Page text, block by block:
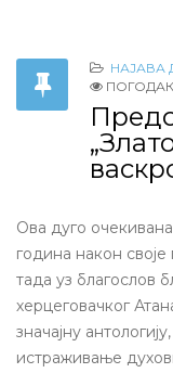
НАЈАВА
Ова дуго
година након
тада уз благослов
херцеговачког
значајну антологију,
истраживање